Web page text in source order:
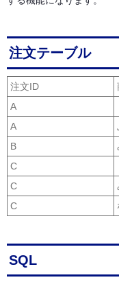
注文テーブル
注文ID
A
A
B
C
C
C
SQL